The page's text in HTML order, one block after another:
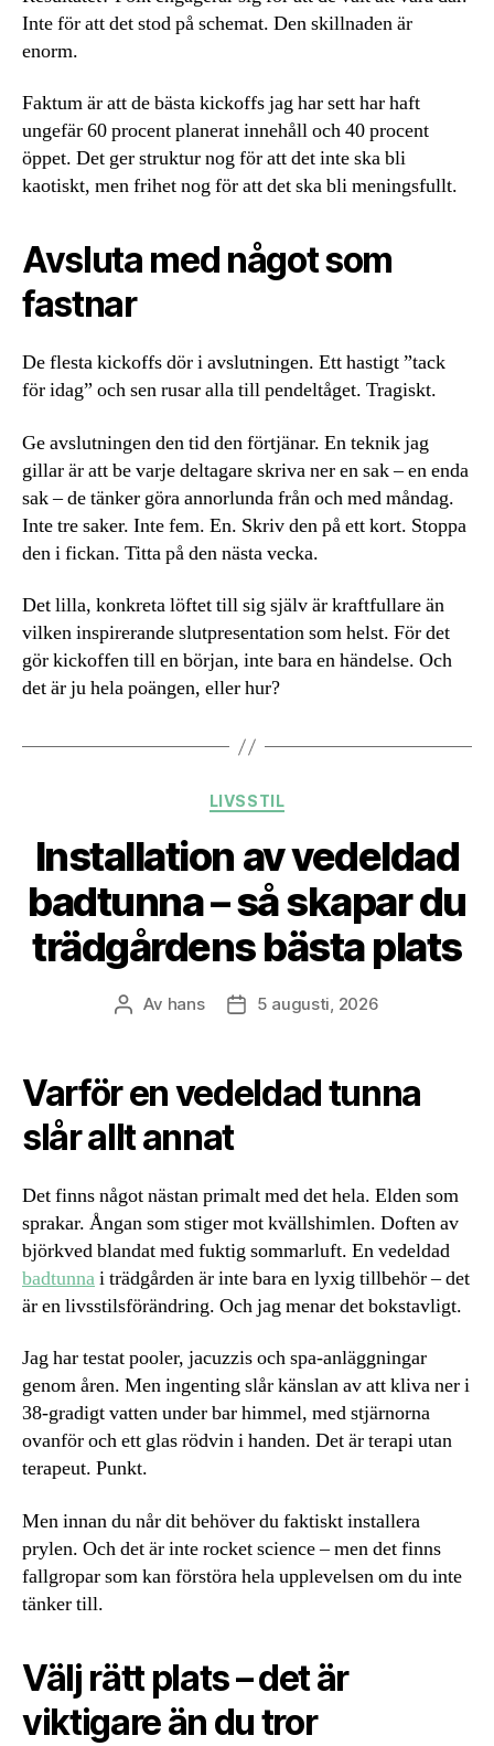
Inte för att det stod på schemat. Den skillnaden är
enorm.
Faktum är att de bästa kickoffs jag har sett har haft
ungefär 60 procent planerat innehåll och 40 procent
öppet. Det ger struktur nog för att det inte ska bli
kaotiskt, men frihet nog för att det ska bli meningsfullt.
Avsluta med något som
fastnar
De flesta kickoffs dör i avslutningen. Ett hastigt ”tack
för idag” och sen rusar alla till pendeltåget. Tragiskt.
Ge avslutningen den tid den förtjänar. En teknik jag
gillar är att be varje deltagare skriva ner en sak – en enda
sak – de tänker göra annorlunda från och med måndag.
Inte tre saker. Inte fem. En. Skriv den på ett kort. Stoppa
den i fickan. Titta på den nästa vecka.
Det lilla, konkreta löftet till sig själv är kraftfullare än
vilken inspirerande slutpresentation som helst. För det
gör kickoffen till en början, inte bara en händelse. Och
det är ju hela poängen, eller hur?
Kategorier
LIVSSTIL
Installation av vedeldad
badtunna – så skapar du
trädgårdens bästa plats
Inläggsförfattare
Av hans Inläggsdatum
5 augusti, 2026
Varför en vedeldad tunna
slår allt annat
Det finns något nästan primalt med det hela. Elden som
sprakar. Ångan som stiger mot kvällshimlen. Doften av
björkved blandat med fuktig sommarluft. En vedeldad
badtunnai trädgården är inte bara en lyxig tillbehör – det
är en livsstilsförändring. Och jag menar det bokstavligt.
Jag har testat pooler, jacuzzis och spa-anläggningar
genom åren. Men ingenting slår känslan av att kliva ner i
38-gradigt vatten under bar himmel, med stjärnorna
ovanför och ett glas rödvin i handen. Det är terapi utan
terapeut. Punkt.
Men innan du når dit behöver du faktiskt installera
prylen. Och det är inte rocket science – men det finns
fallgropar som kan förstöra hela upplevelsen om du inte
tänker till.
Välj rätt plats – det är
viktigare än du tror